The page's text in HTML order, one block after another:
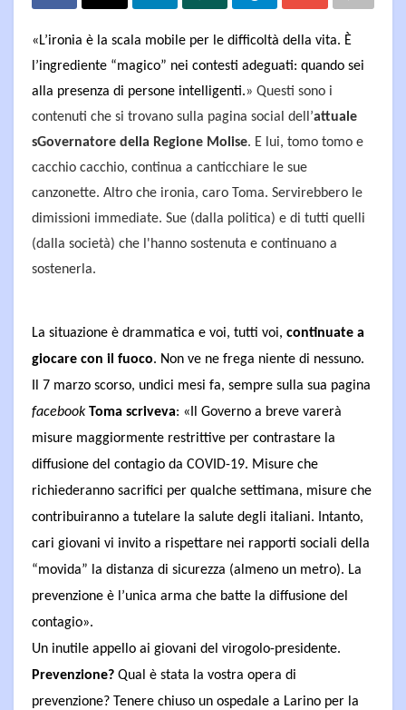
«L’ironia è la scala mobile per le difficoltà della vita. È
l’ingrediente “magico” nei contesti adeguati: quando sei
alla presenza di persone intelligenti.» Questi sono i
contenuti che si trovano sulla pagina social dell’attuale
sGovernatore della Regione Molise. E lui, tomo tomo e
cacchio cacchio, continua a canticchiare le sue
canzonette. Altro che ironia, caro Toma. Servirebbero le
dimissioni immediate. Sue (dalla politica) e di tutti quelli
(dalla società) che l'hanno sostenuta e continuano a
sostenerla.
La situazione è drammatica e voi, tutti voi, continuate a
giocare con il fuoco. Non ve ne frega niente di nessuno.
Il 7 marzo scorso, undici mesi fa, sempre sulla sua pagina
facebook Toma scriveva: «Il Governo a breve varerà
misure maggiormente restrittive per contrastare la
diffusione del contagio da COVID-19. Misure che
richiederanno sacrifici per qualche settimana, misure che
contribuiranno a tutelare la salute degli italiani. Intanto,
cari giovani vi invito a rispettare nei rapporti sociali della
“movida” la distanza di sicurezza (almeno un metro). La
prevenzione è l’unica arma che batte la diffusione del
contagio».
Un inutile appello ai giovani del virogolo-presidente.
Prevenzione? Qual è stata la vostra opera di
prevenzione? Tenere chiuso un ospedale a Larino per la